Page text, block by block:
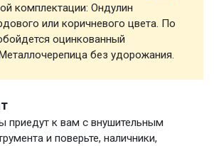
комплектации: Ондулин
или коричневого цвета. По
оцинкованный
без удорожания.
приедут к вам с внушительным
и поверьте, наличники,